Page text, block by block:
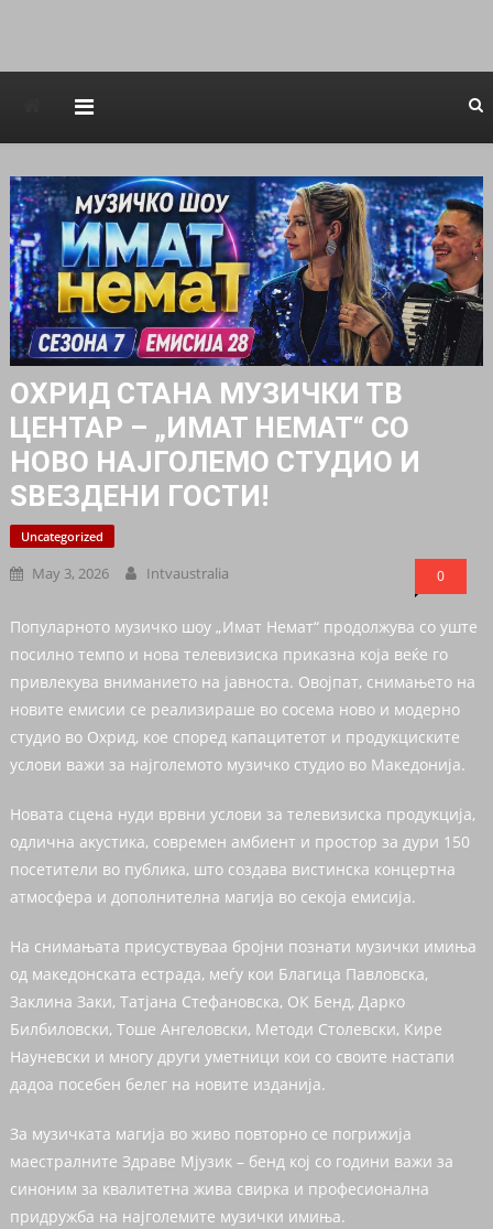
ОХРИД СТАНА МУЗИЧКИ ТВ
ЦЕНТАР – „ИМАТ НЕМАТ“ СО
НОВО НАЈГОЛЕМО СТУДИО И
ЅВЕЗДЕНИ ГОСТИ!
Uncategorized
May 3, 2026 Intvaustralia 0
Популарното музичко шоу „Имат Немат“ продолжува со уште
посилно темпо и нова телевизиска приказна која веќе го
привлекува вниманието на јавноста. Овојпат, снимањето на
новите емисии се реализираше во сосема ново и модерно
студио во Охрид, кое според капацитетот и продукциските
услови важи за најголемото музичко студио во Македонија.
Новата сцена нуди врвни услови за телевизиска продукција,
одлична акустика, современ амбиент и простор за дури 150
посетители во публика, што создава вистинска концертна
атмосфера и дополнителна магија во секоја емисија.
На снимањата присуствуваа бројни познати музички имиња
од македонската естрада, меѓу кои Благица Павловска,
Заклина Заки, Татјана Стефановска, ОК Бенд, Дарко
Билбиловски, Тоше Ангеловски, Методи Столевски, Кире
Науневски и многу други уметници кои со своите настапи
дадоа посебен белег на новите изданија.
За музичката магија во живо повторно се погрижија
маестралните Здраве Мјузик – бенд кој со години важи за
синоним за квалитетна жива свирка и професионална
придружба на најголемите музички имиња.